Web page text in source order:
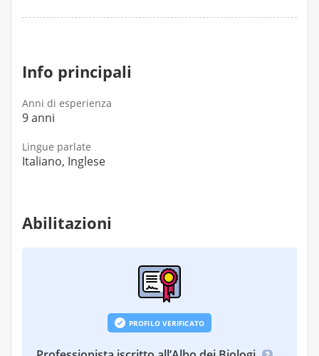
Info principali
Anni di esperienza
9 anni
Lingue parlate
Italiano, Inglese
Abilitazioni
PROFILO VERIFICATO